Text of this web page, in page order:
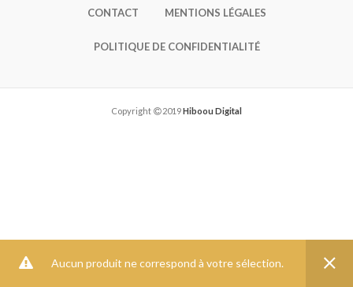
Aucun produit ne correspond à votre sélection.
CONTACT MENTIONS LÉGALES
POLITIQUE DE CONFIDENTIALITÉ
Copyright 2019Hiboou Digital